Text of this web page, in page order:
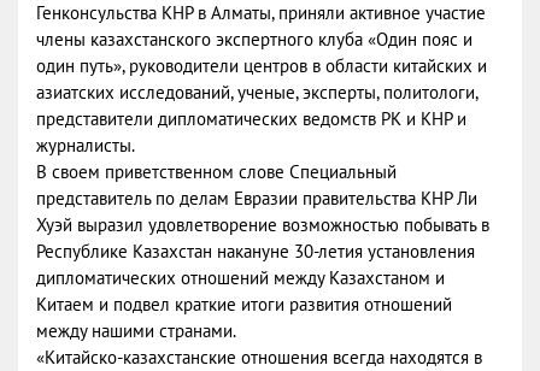
Генконсульства КНР в Алматы, приняли активное участие
члены казахстанского экспертного клуба «Один пояс и
один путь», руководители центров в области китайских и
азиатских исследований, ученые, эксперты, политологи,
представители дипломатических ведомств РК и КНР и
журналисты.
В своем приветственном слове Специальный
представитель по делам Евразии правительства КНР Ли
Хуэй выразил удовлетворение возможностью побывать в
Республике Казахстан накануне 30-летия установления
дипломатических отношений между Казахстаном и
Китаем и подвел краткие итоги развития отношений
между нашими странами.
«Китайско-казахстанские отношения всегда находятся в